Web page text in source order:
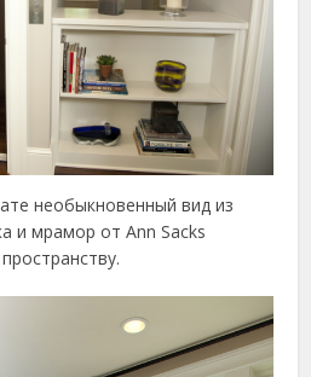
необыкновенный вид из
и мрамор от Ann Sacks